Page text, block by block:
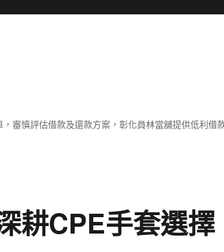
審慎評估借款及還款方案，彰化員林當舖提供低利借
耕CPE手套選擇